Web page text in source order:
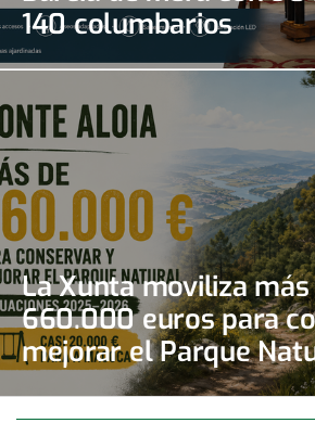
140 columbarios
La Xunta moviliza
660.000 euros para
mejorar el Parque
Monte Aloia